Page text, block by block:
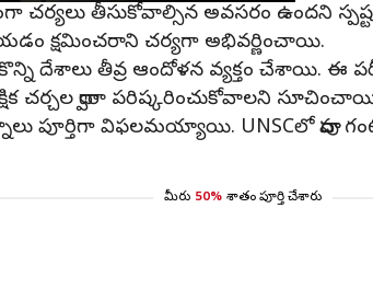
చర్యలు తీసుకోవాల్సిన అవసరం ఉందని
క్షమించరాని చర్యగా అభివర్ణించాయి.
దేశాలు తీవ్ర ఆందోళన వ్యక్తం చేశాయి. ఈ
చర్చల ద్వారా పరిష్కరించుకోవాలని
పూర్తిగా విఫలమయ్యాయి. UNSCలో దాదాపు
మీరు 50% శాతం పూర్తి చేశారు